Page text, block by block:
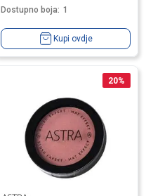
Dostupno boja: 1
Kupi ovdje
20%